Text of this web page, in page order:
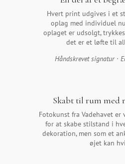
Hvert print udgives i et
oplag med individuel
oplaget er udsolgt,
det er et løfte til
Håndskrevet signatur ·
Skabt til rum med
Fotokunst fra Vadehavet
for at skabe stilstand i
dekoration, men som et
øjet kan